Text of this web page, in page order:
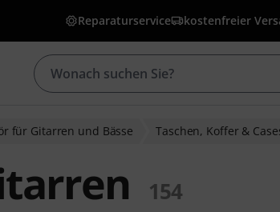
Reparaturservice kostenfreier
für Gitarren und Bässe Taschen, Koffer &
154